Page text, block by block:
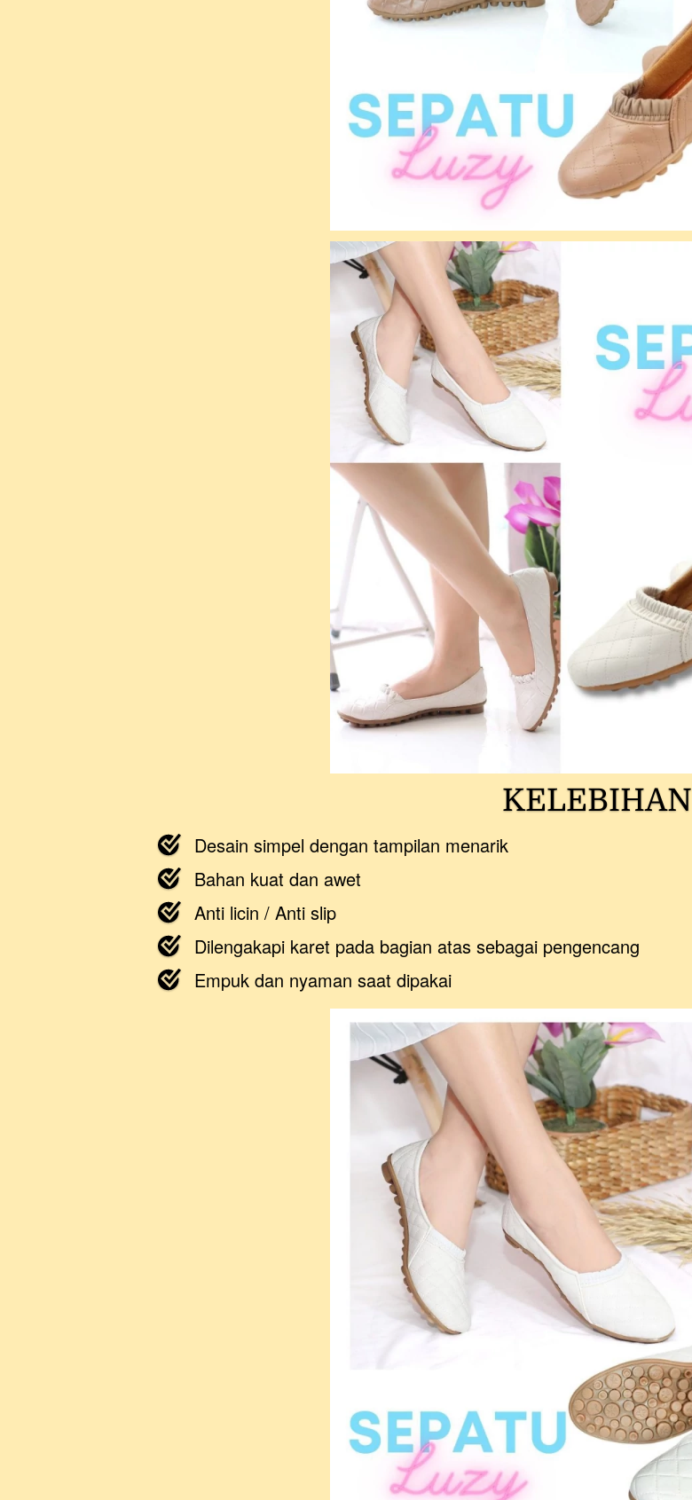
KELEBIHAN
Desain simpel dengan tampilan menarik
Bahan kuat dan awet
Anti licin / Anti slip
Dilengakapi karet pada bagian atas sebagai pengencang
Empuk dan nyaman saat dipakai